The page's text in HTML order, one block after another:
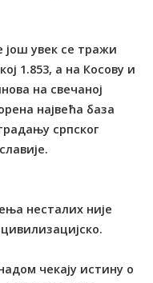
још увек се тражи
1.853, а на Косову и
на свечаној
највећа база
српског
несталих није
чекају истину о